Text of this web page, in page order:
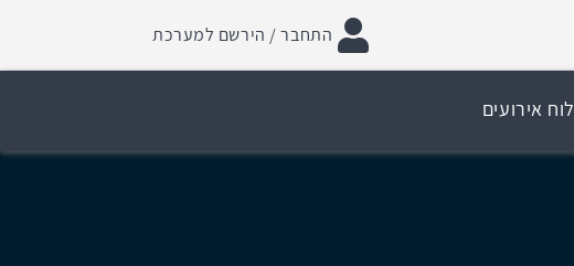
התחבר / הירשם למערכת
לוח אירועים